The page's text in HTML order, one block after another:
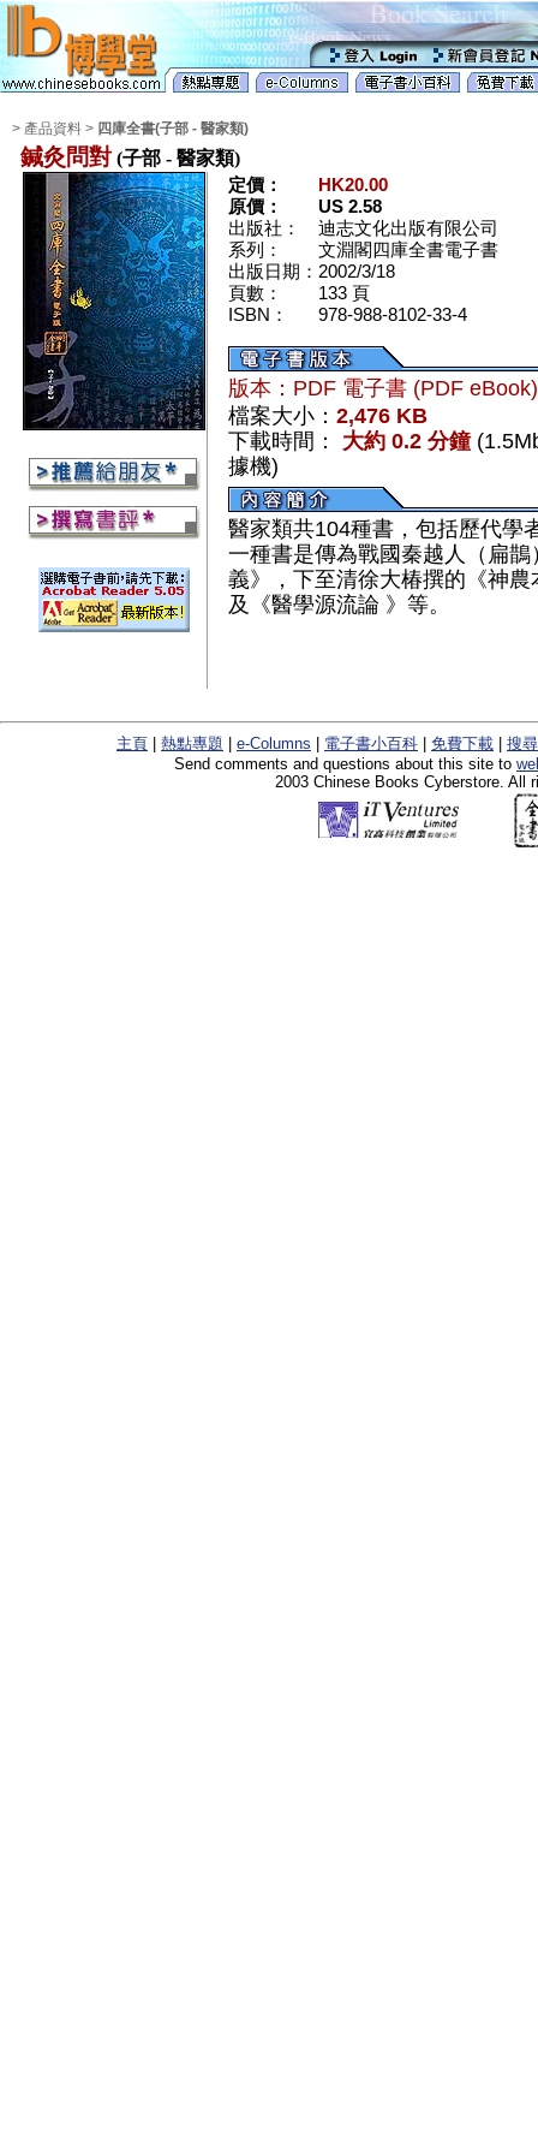
> 產品資料 > 四庫全書(子部 - 醫家類)
鍼灸問對 (子部 - 醫家類)
定價：
HK20.00
原價：
US 2.58
出版社：
迪志文化出版有限公司
系列：
文淵閣四庫全書電子書
出版日期： 2002/3/18
頁數：
133 頁
ISBN：
978-988-8102-33-4
版本：PDF 電子書 (PDF
檔案大小： 2,476 KB
下載時間：
大約 0.2 分鐘
據機)
醫家類共104種書，包括歷代學
一種書是傳為戰國秦越人（扁
義》，下至清徐大椿撰的《神
及《醫學源流論 》等。
主頁 熱點專題 e-Columns 電子書小百科 免費下載
搜
Send comments and questions about this site to
2003 Chinese Books Cyberstore. All